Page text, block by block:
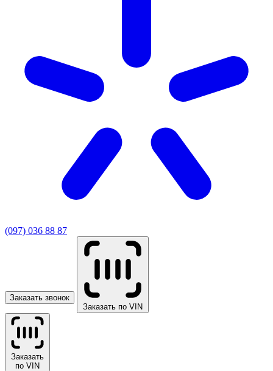
(097) 036 88 87
Заказать звонок
Заказать по VIN
Заказать
по VIN